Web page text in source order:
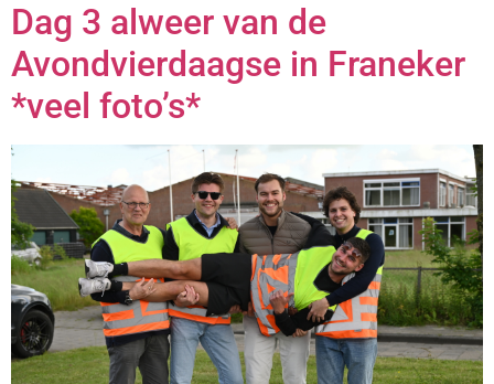
Dag 3 alweer van de
Avondvierdaagse in Franeker
*veel foto’s*